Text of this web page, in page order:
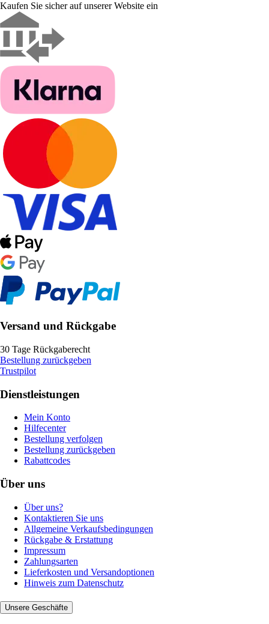
Kaufen Sie sicher auf unserer Website ein
Versand und Rückgabe
30 Tage Rückgaberecht
Bestellung zurückgeben
Trustpilot
Dienstleistungen
Mein Konto
Hilfecenter
Bestellung verfolgen
Bestellung zurückgeben
Rabattcodes
Über uns
Über uns?
Kontaktieren Sie uns
Allgemeine Verkaufsbedingungen
Rückgabe & Erstattung
Impressum
Zahlungsarten
Lieferkosten und Versandoptionen
Hinweis zum Datenschutz
Unsere Geschäfte